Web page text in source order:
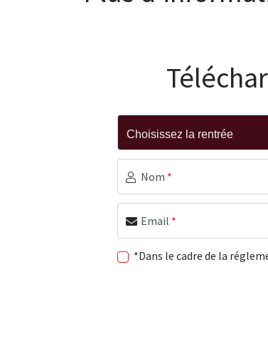
Nom *
Email *
*Dans le cadre de la